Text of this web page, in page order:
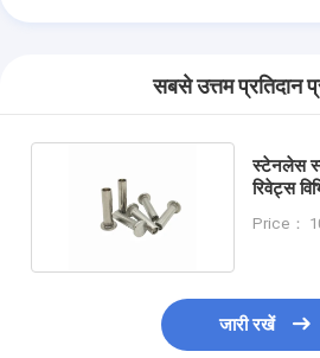
सबसे उत्तम प्रतिदान
स्टेनलेस
रिवेट्स
Price：
जारी रखें